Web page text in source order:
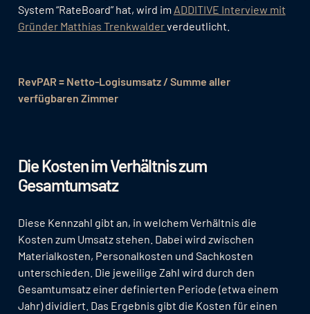
System “RateBoard” hat, wird im ADDITIVE Interview mit
Gründer Matthias Trenkwalderverdeutlicht.
RevPAR = Netto-Logisumsatz / Summe aller
verfügbaren Zimmer
Die Kosten im Verhältnis zum
Gesamtumsatz
Diese Kennzahl gibt an, in welchem Verhältnis die
Kosten zum Umsatz stehen. Dabei wird zwischen
Materialkosten, Personalkosten und Sachkosten
unterschieden. Die jeweilige Zahl wird durch den
Gesamtumsatz einer definierten Periode (etwa einem
Jahr) dividiert. Das Ergebnis gibt die Kosten für einen